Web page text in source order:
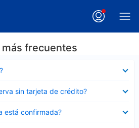
frecuentes
sin tarjeta de crédito?
está confirmada?